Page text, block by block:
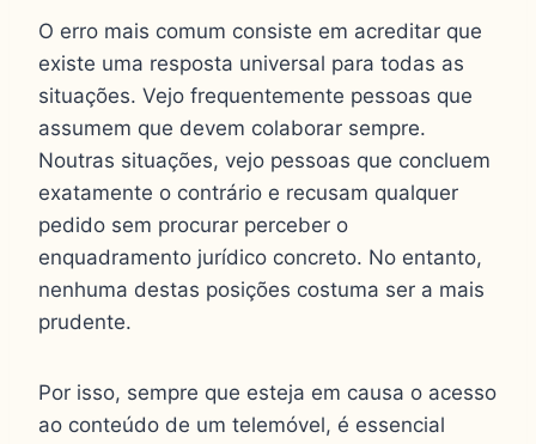
O erro mais comum consiste em acreditar que
existe uma resposta universal para todas as
situações. Vejo frequentemente pessoas que
assumem que devem colaborar sempre.
Noutras situações, vejo pessoas que concluem
exatamente o contrário e recusam qualquer
pedido sem procurar perceber o
enquadramento jurídico concreto. No entanto,
nenhuma destas posições costuma ser a mais
prudente.
Por isso, sempre que esteja em causa o acesso
ao conteúdo de um telemóvel, é essencial